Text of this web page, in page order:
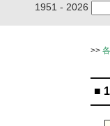
1951 - 2026
>>
■